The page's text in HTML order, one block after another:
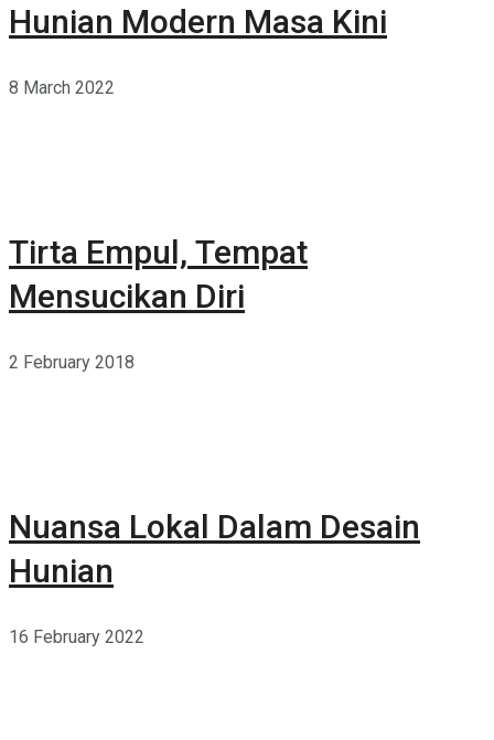
Hunian Modern Masa Kini
8 March 2022
Tirta Empul, Tempat
Mensucikan Diri
2 February 2018
Nuansa Lokal Dalam Desain
Hunian
16 February 2022